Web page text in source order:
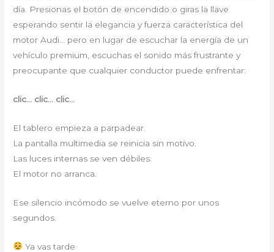
día. Presionas el botón de encendido o giras la llave
esperando sentir la elegancia y fuerza característica del
motor Audi… pero en lugar de escuchar la energía de un
vehículo premium, escuchas el sonido más frustrante y
preocupante que cualquier conductor puede enfrentar:
clic… clic… clic…
El tablero empieza a parpadear.
La pantalla multimedia se reinicia sin motivo.
Las luces internas se ven débiles.
El motor no arranca.
Ese silencio incómodo se vuelve eterno por unos
segundos.
Ya vas tarde